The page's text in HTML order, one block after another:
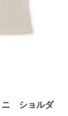
ニ ショルダ